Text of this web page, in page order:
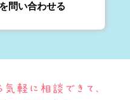
問い合わせる